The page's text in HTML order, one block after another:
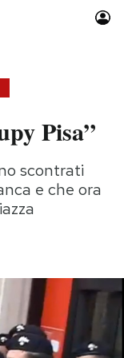
calcio 2026
Pisa”
scontrati
e che ora